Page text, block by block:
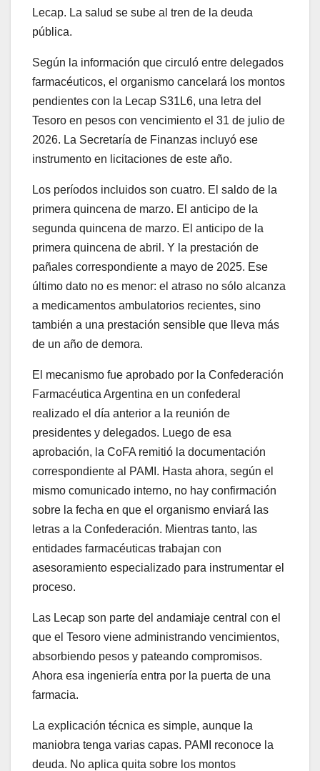
Lecap. La salud se sube al tren de la deuda
pública.
Según la información que circuló entre delegados
farmacéuticos, el organismo cancelará los montos
pendientes con la Lecap S31L6, una letra del
Tesoro en pesos con vencimiento el 31 de julio de
2026. La Secretaría de Finanzas incluyó ese
instrumento en licitaciones de este año.
Los períodos incluidos son cuatro. El saldo de la
primera quincena de marzo. El anticipo de la
segunda quincena de marzo. El anticipo de la
primera quincena de abril. Y la prestación de
pañales correspondiente a mayo de 2025. Ese
último dato no es menor: el atraso no sólo alcanza
a medicamentos ambulatorios recientes, sino
también a una prestación sensible que lleva más
de un año de demora.
El mecanismo fue aprobado por la Confederación
Farmacéutica Argentina en un confederal
realizado el día anterior a la reunión de
presidentes y delegados. Luego de esa
aprobación, la CoFA remitió la documentación
correspondiente al PAMI. Hasta ahora, según el
mismo comunicado interno, no hay confirmación
sobre la fecha en que el organismo enviará las
letras a la Confederación. Mientras tanto, las
entidades farmacéuticas trabajan con
asesoramiento especializado para instrumentar el
proceso.
Las Lecap son parte del andamiaje central con el
que el Tesoro viene administrando vencimientos,
absorbiendo pesos y pateando compromisos.
Ahora esa ingeniería entra por la puerta de una
farmacia.
La explicación técnica es simple, aunque la
maniobra tenga varias capas. PAMI reconoce la
deuda. No aplica quita sobre los montos